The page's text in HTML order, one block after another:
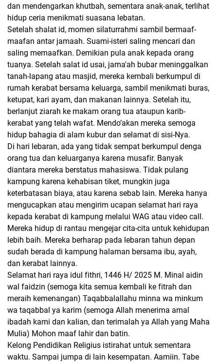
dan mendengarkan khutbah, sementara anak-anak, terlihat
hidup ceria menikmati suasana lebatan.
Setelah shalat id, momen silaturrahmi sambil bermaaf-
maafan antar jamaah. Suami-isteri saling mencari dan
saling memaafkan. Demikian pula anak kepada orang
tuanya. Setelah salat id usai, jama'ah bubar meninggalkan
tanah-lapang atau masjid, mereka kembali berkumpul di
rumah kerabat bersama keluarga, sambil menikmati buras,
ketupat, kari ayam, dan makanan lainnya. Setelah itu,
berlanjut ziarah ke makam orang tua ataupun karib-
kerabat yang telah wafat. Mendo’akan mereka semoga
hidup bahagia di alam kubur dan selamat di sisi-Nya.
Di hari lebaran, ada yang tidak sempat berkumpul denga
orang tua dan keluarganya karena musafir. Banyak
diantara mereka berstatus mahasiswa. Tidak pulang
kampung karena kehabisan tiket, mungkin juga
keterbatasan biaya, atau karena sebab lain. Mereka hanya
mengucapkan atau mengirim ucapan selamat hari raya
kepada kerabat di kampung melalui WAG atau video call.
Mereka hidup di rantau mengejar cita-cita untuk kehidupan
lebih baih. Mereka berharap pada lebaran tahun depan
sudah berada di kampung halaman bersama ibu, ayah,
dan kerabat lainnya.
Selamat hari raya idul fithri, 1446 H/ 2025 M. Minal aidin
wal faidzin (semoga kita semua kembali ke fitrah dan
meraih kemenangan) Taqabbalallahu minna wa minkum
wa taqabbal ya karim (semoga Allah menerima amal
ibadah kami dan kalian, dan terimalah ya Allah yang Maha
Mulia) Mohon maaf lahir dan batin.
Kelong Pendidikan Religius istirahat untuk sementara
waktu. Sampai jumpa di lain kesempatan. Aamiin. Tabe